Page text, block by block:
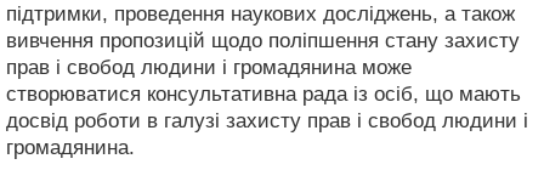
підтримки, проведення наукових досліджень, а також
вивчення пропозицій щодо поліпшення стану захисту
прав і свобод людини і громадянина може
створюватися консультативна рада із осіб, що мають
досвід роботи в галузі захисту прав і свобод людини і
громадянина.